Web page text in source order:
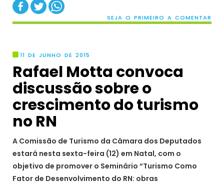
SEJA O PRIMEIRO A COMENTAR
11 DE JUNHO DE 2015
Rafael Motta convoca
discussão sobre o
crescimento do turismo
no RN
A Comissão de Turismo da Câmara dos Deputados
estará nesta sexta-feira (12) em Natal, com o
objetivo de promover o Seminário “Turismo Como
Fator de Desenvolvimento do RN: obras